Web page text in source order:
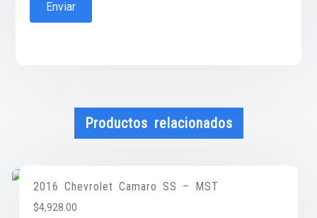
Productos relacionados
2016 Chevrolet Camaro SS – MST
$4,928.00